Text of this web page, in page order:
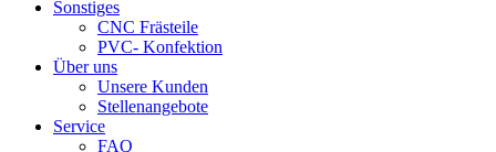
Sonstiges
CNC Frästeile
PVC- Konfektion
Über uns
Unsere Kunden
Stellenangebote
Service
FAQ